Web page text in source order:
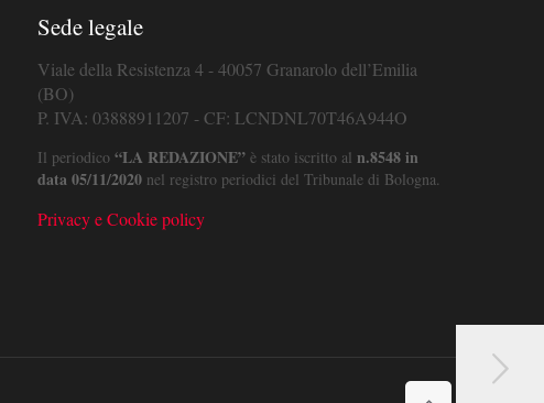
Sede legale
Viale della Resistenza 4 - 40057 Granarolo dell’Emilia
(BO)
P. IVA: 03888911207 - CF: LCNDNL70T46A944O
Il periodico “LA REDAZIONE”è stato iscritto al n.8548 in
data 05/11/2020nel registro periodici del Tribunale di Bologna.
Privacy e Cookie policy